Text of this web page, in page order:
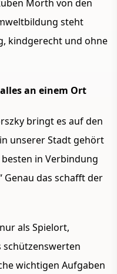
Mörth von den
steht
kindgerecht und ohne
an einem Ort
bringt es auf den
unserer Stadt gehört
in Verbindung
Genau das schafft der
als Spielort,
wichtigen Aufgaben